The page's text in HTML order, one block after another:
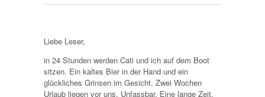
Liebe Leser,
in 24 Stunden werden Cati und ich auf dem Boot
sitzen. Ein kaltes Bier in der Hand und ein
glückliches Grinsen im Gesicht. Zwei Wochen
Urlaub liegen vor uns. Unfassbar. Eine lange Zeit.